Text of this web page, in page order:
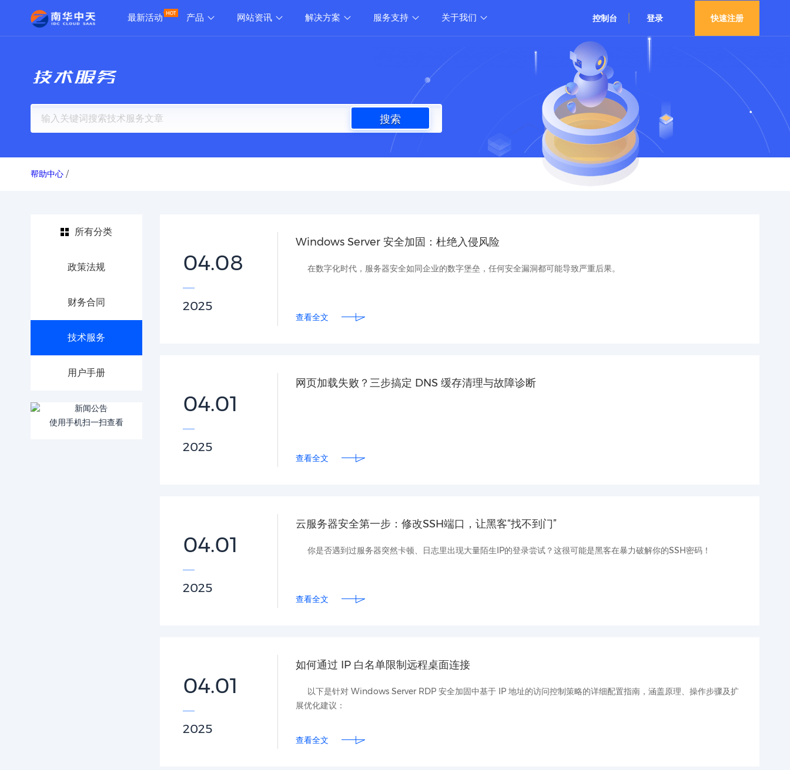
最新活动 产品 网站资讯 解决方案 服务支持 关于我们 控制台 登录 快速注册
技术服务
搜索
帮助中心 /
所有分类
政策法规
财务合同
技术服务
用户手册
使用手机扫一扫查看
04.08
2025
Windows Server 安全加固：杜绝入侵风险
在数字化时代，服务器安全如同企业的数字堡垒，任何安全漏洞都可能导致严重后果。
查看全文
04.01
2025
网页加载失败？三步搞定 DNS 缓存清理与故障诊断
查看全文
04.01
2025
云服务器安全第一步：修改SSH端口，让黑客“找不到门”
你是否遇到过服务器突然卡顿、日志里出现大量陌生IP的登录尝试？这很可能是黑客在暴力破解你的SSH密码！
查看全文
04.01
2025
如何通过 IP 白名单限制远程桌面连接
以下是针对 Windows Server RDP 安全加固中基于 IP 地址的访问控制策略的详细配置指南，涵盖原理、操作步骤及扩
展优化建议：
查看全文